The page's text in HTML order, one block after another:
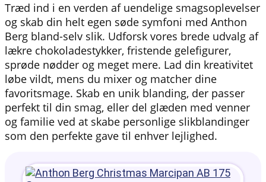
Træd ind i en verden af uendelige smagsoplevelser
og skab din helt egen søde symfoni med Anthon
Berg bland-selv slik. Udforsk vores brede udvalg af
lækre chokoladestykker, fristende gelefigurer,
sprøde nødder og meget mere. Lad din kreativitet
løbe vildt, mens du mixer og matcher dine
favoritsmage. Skab en unik blanding, der passer
perfekt til din smag, eller del glæden med venner
og familie ved at skabe personlige slikblandinger
som den perfekte gave til enhver lejlighed.